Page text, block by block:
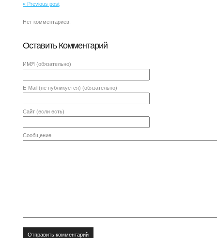
« Previous post
Нет комментариев.
Оставить Комментарий
ИМЯ (обязательно)
E-Mail (не публикуется) (обязательно)
Сайт (если есть)
Сообщение